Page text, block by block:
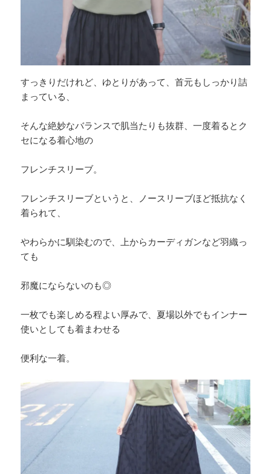
すっきりだけれど、ゆとりがあって、首元もしっかり詰
まっている、
そんな絶妙なバランスで肌当たりも抜群、一度着るとク
セになる着心地の
フレンチスリーブ。
フレンチスリーブというと、ノースリーブほど抵抗なく
着られて、
やわらかに馴染むので、上からカーディガンなど羽織っ
ても
邪魔にならないのも◎
一枚でも楽しめる程よい厚みで、夏場以外でもインナー
使いとしても着まわせる
便利な一着。